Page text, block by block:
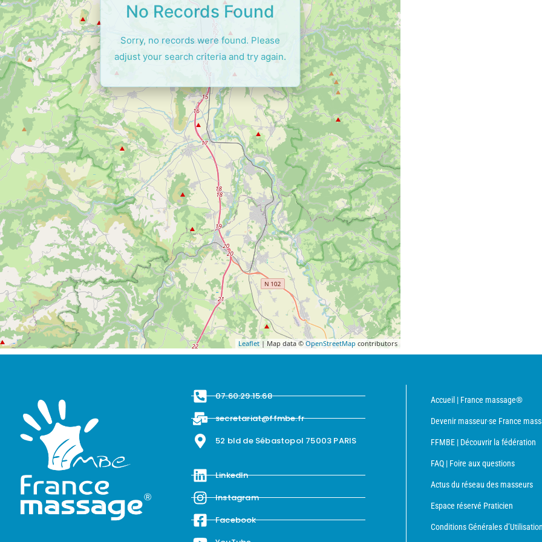
Leaflet | Map data © OpenStreetMap contributors
No Records Found
Sorry, no records were found. Please
adjust your search criteria and try again.
07.60.29.15.68
secretariat@ffmbe.fr
52 bld de Sébastopol 75003 PARIS
LinkedIn
Instagram
Facebook
Accueil | France massage®
Devenir masseur·se France
FFMBE | Découvrir la fédération
FAQ | Foire aux questions
Actus du réseau des masseurs
Espace réservé Praticien
Conditions Générales d’Utilisation